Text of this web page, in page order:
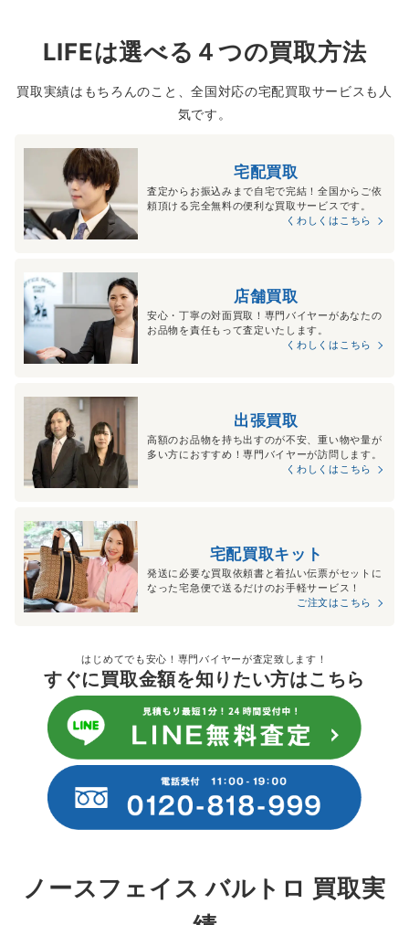
LIFEは選べる４つの買取方法
買取実績はもちろんのこと、全国対応の宅配買取サービスも人
気です。
宅配買取
査定からお振込みまで自宅で完結！全国からご依
頼頂ける完全無料の便利な買取サービスです。
くわしくはこちら
店舗買取
安心・丁寧の対面買取！専門バイヤーがあなたの
お品物を責任もって査定いたします。
くわしくはこちら
出張買取
高額のお品物を持ち出すのが不安、重い物や量が
多い方におすすめ！専門バイヤーが訪問します。
くわしくはこちら
宅配買取キット
発送に必要な買取依頼書と着払い伝票がセットに
なった宅急便で送るだけのお手軽サービス！
ご注文はこちら
はじめてでも安心！専門バイヤーが査定致します！
すぐに買取金額を知りたい方はこちら
ノースフェイス バルトロ 買取実